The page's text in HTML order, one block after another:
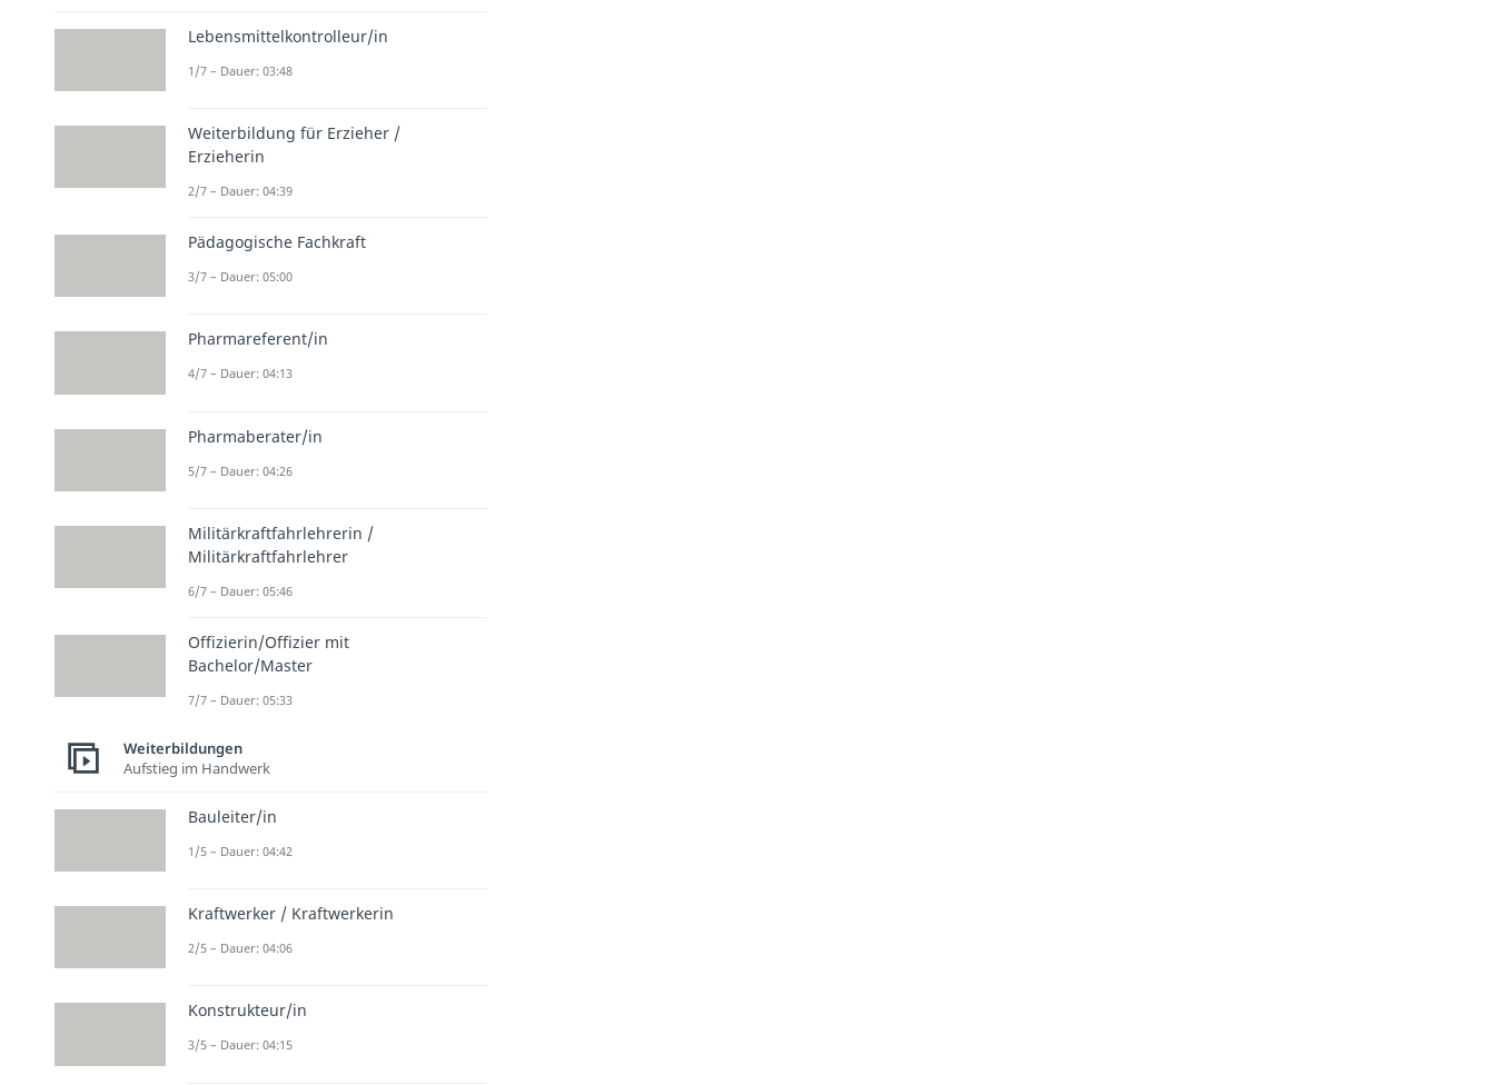
Lebensmittelkontrolleur/in
1/7 – Dauer: 03:48
Weiterbildung für Erzieher /
Erzieherin
2/7 – Dauer: 04:39
Pädagogische Fachkraft
3/7 – Dauer: 05:00
Pharmareferent/in
4/7 – Dauer: 04:13
Pharmaberater/in
5/7 – Dauer: 04:26
Militärkraftfahrlehrerin /
Militärkraftfahrlehrer
6/7 – Dauer: 05:46
Offizierin/Offizier mit
Bachelor/Master
7/7 – Dauer: 05:33
Weiterbildungen
Aufstieg im Handwerk
Bauleiter/in
1/5 – Dauer: 04:42
Kraftwerker / Kraftwerkerin
2/5 – Dauer: 04:06
Konstrukteur/in
3/5 – Dauer: 04:15